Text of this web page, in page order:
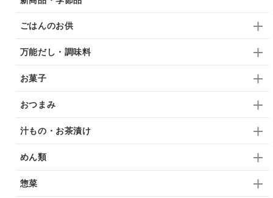
ごはんのお供
万能だし・調味料
お菓子
おつまみ
汁もの・お茶漬け
めん類
惣菜